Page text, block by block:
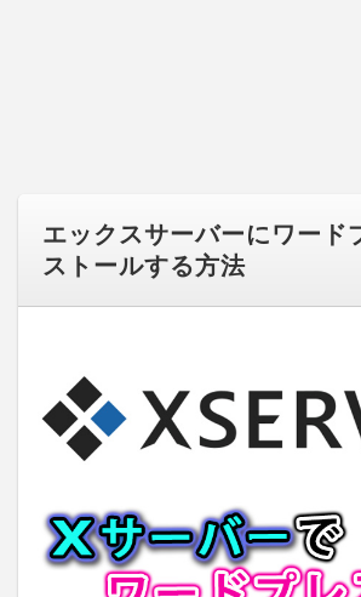
エックスサーバーにワード
ストールする方法